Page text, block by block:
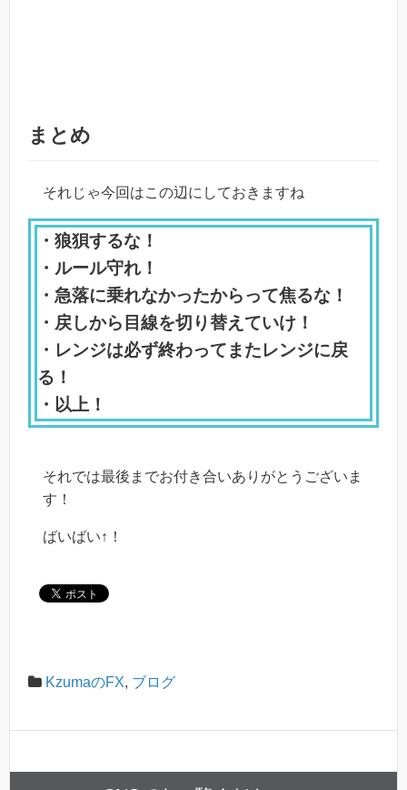
まとめ
それじゃ今回はこの辺にしておきますね
・狼狽するな！
・ルール守れ！
・急落に乗れなかったからって焦るな！
・戻しから目線を切り替えていけ！
・レンジは必ず終わってまたレンジに戻
る！
・以上！
それでは最後までお付き合いありがとうございま
す！
ばいばい↑！
KzumaのFX, ブログ